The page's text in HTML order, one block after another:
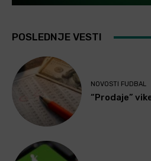
POSLEDNJE VESTI
NOVOSTI FUDBAL
“Prodaje”